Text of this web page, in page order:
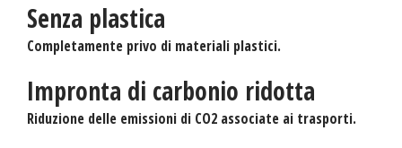
Senza plastica
Completamente privo di materiali plastici.
Impronta di carbonio ridotta
Riduzione delle emissioni di CO2 associate ai trasporti.